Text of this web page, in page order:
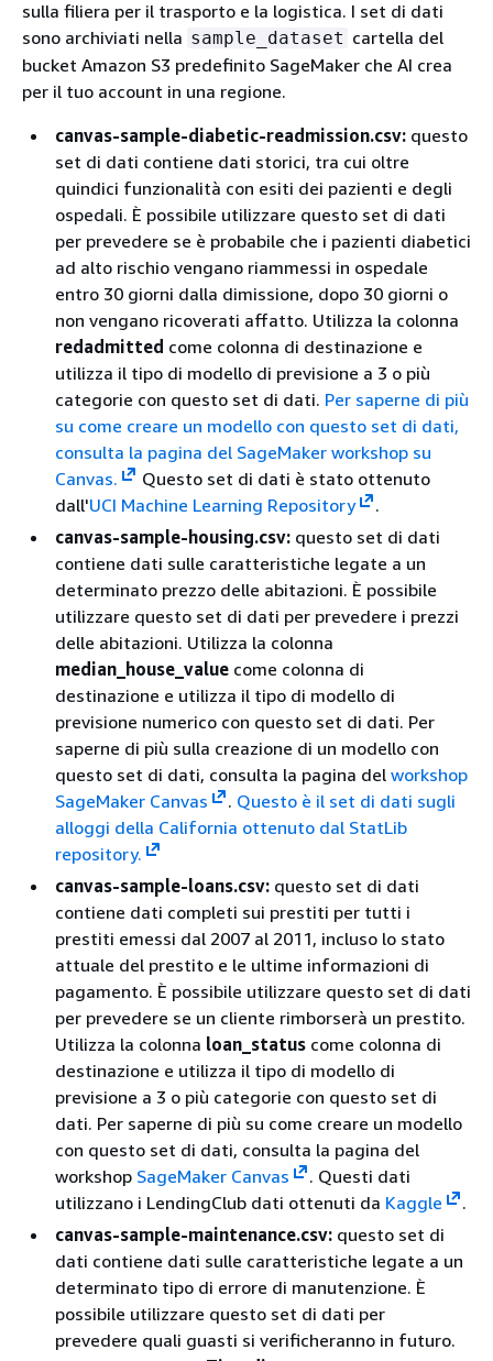
sulla filiera per il trasporto e la logistica. I set di dati
sono archiviati nella sample_dataset cartella del
bucket Amazon S3 predefinito SageMaker che AI crea
per il tuo account in una regione.
canvas-sample-diabetic-readmission.csv: questo
set di dati contiene dati storici, tra cui oltre
quindici funzionalità con esiti dei pazienti e degli
ospedali. È possibile utilizzare questo set di dati
per prevedere se è probabile che i pazienti diabetici
ad alto rischio vengano riammessi in ospedale
entro 30 giorni dalla dimissione, dopo 30 giorni o
non vengano ricoverati affatto. Utilizza la colonna
redadmitted come colonna di destinazione e
utilizza il tipo di modello di previsione a 3 o più
categorie con questo set di dati. Per saperne di più
su come creare un modello con questo set di dati,
consulta la pagina del SageMaker workshop su
Canvas.
Questo set di dati è stato ottenuto
dall'UCI Machine Learning Repository
.
canvas-sample-housing.csv: questo set di dati
contiene dati sulle caratteristiche legate a un
determinato prezzo delle abitazioni. È possibile
utilizzare questo set di dati per prevedere i prezzi
delle abitazioni. Utilizza la colonna
median_house_value come colonna di
destinazione e utilizza il tipo di modello di
previsione numerico con questo set di dati. Per
saperne di più sulla creazione di un modello con
questo set di dati, consulta la pagina del workshop
SageMaker Canvas
. Questo è il set di dati sugli
alloggi della California ottenuto dal StatLib
repository.
canvas-sample-loans.csv: questo set di dati
contiene dati completi sui prestiti per tutti i
prestiti emessi dal 2007 al 2011, incluso lo stato
attuale del prestito e le ultime informazioni di
pagamento. È possibile utilizzare questo set di dati
per prevedere se un cliente rimborserà un prestito.
Utilizza la colonna loan_status come colonna di
destinazione e utilizza il tipo di modello di
previsione a 3 o più categorie con questo set di
dati. Per saperne di più su come creare un modello
con questo set di dati, consulta la pagina del
workshop SageMaker Canvas
. Questi dati
utilizzano i LendingClub dati ottenuti da Kaggle
.
canvas-sample-maintenance.csv: questo set di
dati contiene dati sulle caratteristiche legate a un
determinato tipo di errore di manutenzione. È
possibile utilizzare questo set di dati per
prevedere quali guasti si verificheranno in futuro.